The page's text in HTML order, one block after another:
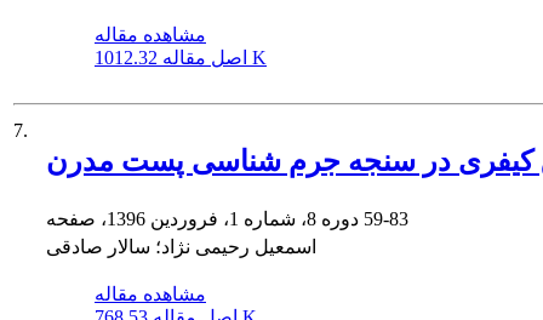
مشاهده مقاله
اصل مقاله 1012.32 K
7.
کیفری در سنجه جرم شناسی پست مدرن
59-83
اسمعیل رحیمی نژاد؛ سالار صادقی
مشاهده مقاله